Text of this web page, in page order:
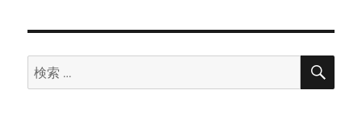
ン
検
索:
検